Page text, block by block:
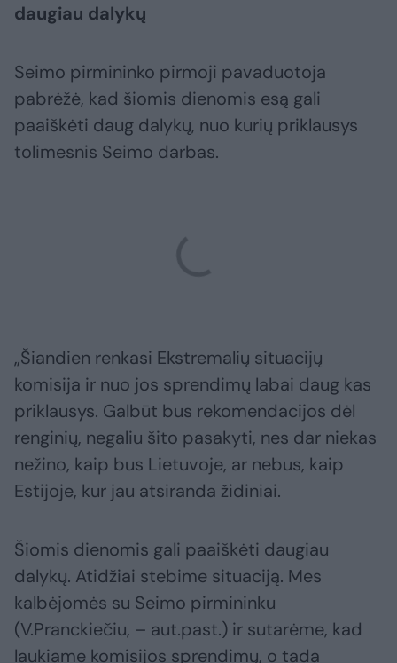
daugiau dalykų
Seimo pirmininko pirmoji pavaduotoja
pabrėžė, kad šiomis dienomis esą gali
paaiškėti daug dalykų, nuo kurių priklausys
tolimesnis Seimo darbas.
„Šiandien renkasi Ekstremalių situacijų
komisija ir nuo jos sprendimų labai daug kas
priklausys. Galbūt bus rekomendacijos dėl
renginių, negaliu šito pasakyti, nes dar niekas
nežino, kaip bus Lietuvoje, ar nebus, kaip
Estijoje, kur jau atsiranda židiniai.
Šiomis dienomis gali paaiškėti daugiau
dalykų. Atidžiai stebime situaciją. Mes
kalbėjomės su Seimo pirmininku
(V.Pranckiečiu, – aut.past.) ir sutarėme, kad
laukiame komisijos sprendimų, o tada